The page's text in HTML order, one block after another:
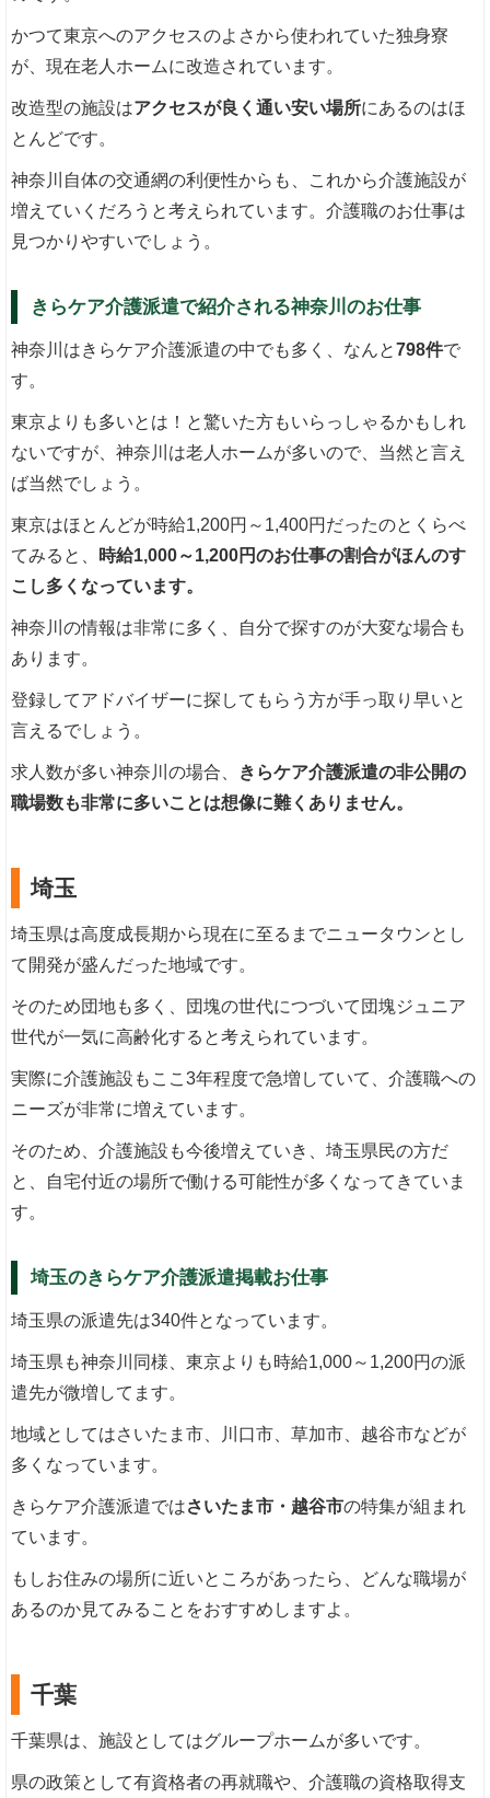
かつて東京へのアクセスのよさから使われていた独身寮
が、現在老人ホームに改造されています。
改造型の施設はアクセスが良く通い安い場所にあるのはほ
とんどです。
神奈川自体の交通網の利便性からも、これから介護施設が
増えていくだろうと考えられています。介護職のお仕事は
見つかりやすいでしょう。
きらケア介護派遣で紹介される神奈川のお仕事
神奈川はきらケア介護派遣の中でも多く、なんと798件で
す。
東京よりも多いとは！と驚いた方もいらっしゃるかもしれ
ないですが、神奈川は老人ホームが多いので、当然と言え
ば当然でしょう。
東京はほとんどが時給1,200円～1,400円だったのとくらべ
てみると、 時給1,000～1,200円のお仕事の割合がほんのす
こし多くなっています。
神奈川の情報は非常に多く、自分で探すのが大変な場合も
あります。
登録してアドバイザーに探してもらう方が手っ取り早いと
言えるでしょう。
求人数が多い神奈川の場合、 きらケア介護派遣の非公開の
職場数も非常に多いことは想像に難くありません。
埼玉
埼玉県は高度成長期から現在に至るまでニュータウンとし
て開発が盛んだった地域です。
そのため団地も多く、団塊の世代につづいて団塊ジュニア
世代が一気に高齢化すると考えられています。
実際に介護施設もここ3年程度で急増していて、介護職への
ニーズが非常に増えています。
そのため、介護施設も今後増えていき、埼玉県民の方だ
と、自宅付近の場所で働ける可能性が多くなってきていま
す。
埼玉のきらケア介護派遣掲載お仕事
埼玉県の派遣先は340件となっています。
埼玉県も神奈川同様、東京よりも時給1,000～1,200円の派
遣先が微増してます。
地域としてはさいたま市、川口市、草加市、越谷市などが
多くなっています。
きらケア介護派遣ではさいたま市・越谷市の特集が組まれ
ています。
もしお住みの場所に近いところがあったら、どんな職場が
あるのか見てみることをおすすめしますよ。
千葉
千葉県は、施設としてはグループホームが多いです。
県の政策として有資格者の再就職や、介護職の資格取得支